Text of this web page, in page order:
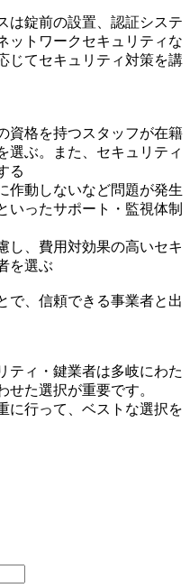
は錠前の設置、認証システ
ットワークセキュリティな
じてセキュリティ対策を講
資格を持つスタッフが在籍
選ぶ。また、セキュリティ
る
作動しないなど問題が発生
いったサポート・監視体制
し、費用対効果の高いセキ
を選ぶ
で、信頼できる事業者と出
ティ・鍵業者は多岐にわた
せた選択が重要です。
に行って、ベストな選択を